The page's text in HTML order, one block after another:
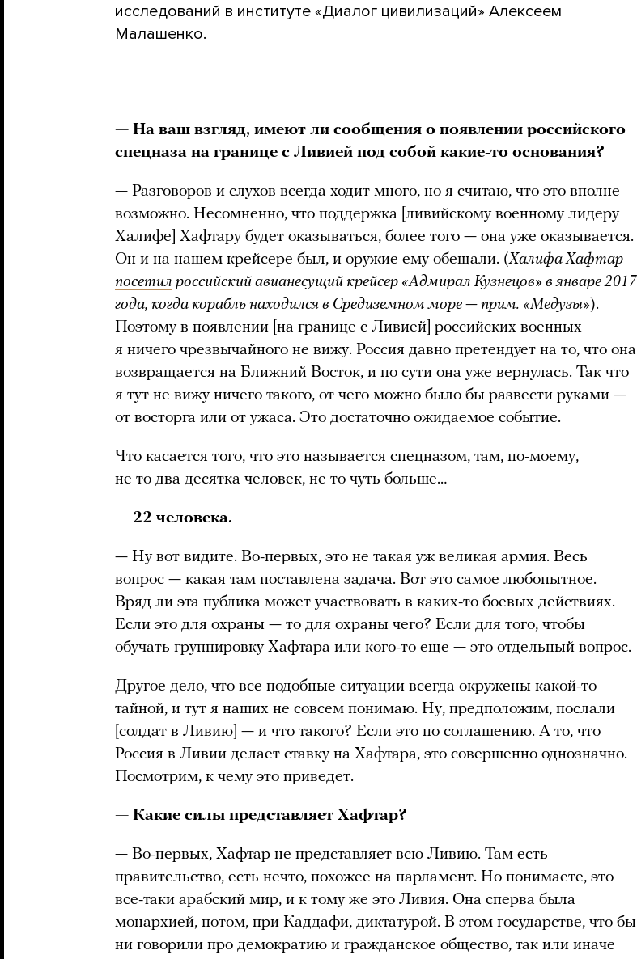
исследований в институте «Диалог цивилизаций» Алексеем
Малашенко.
— На ваш взгляд, имеют ли сообщения о появлении российского
спецназа на границе с Ливией под собой какие-то основания?
— Разговоров и слухов всегда ходит много, но я считаю, что это вполне
возможно. Несомненно, что поддержка [ливийскому военному лидеру
Халифе] Хафтару будет оказываться, более того — она уже оказывается.
Он и на нашем крейсере был, и оружие ему обещали. (Халифа Хафтар
посетил российский авианесущий крейсер «Адмирал Кузнецов» в январе 2017
года, когда корабль находился в Средиземном море — прим. «Медузы»).
Поэтому в появлении [на границе с Ливией] российских военных
я ничего чрезвычайного не вижу. Россия давно претендует на то, что она
возвращается на Ближний Восток, и по сути она уже вернулась. Так что
я тут не вижу ничего такого, от чего можно было бы развести руками —
от восторга или от ужаса. Это достаточно ожидаемое событие.
Что касается того, что это называется спецназом, там, по-моему,
не то два десятка человек, не то чуть больше…
— 22 человека.
— Ну вот видите. Во-первых, это не такая уж великая армия. Весь
вопрос — какая там поставлена задача. Вот это самое любопытное.
Вряд ли эта публика может участвовать в каких-то боевых действиях.
Если это для охраны — то для охраны чего? Если для того, чтобы
обучать группировку Хафтара или кого-то еще — это отдельный вопрос.
Другое дело, что все подобные ситуации всегда окружены какой-то
тайной, и тут я наших не совсем понимаю. Ну, предположим, послали
[солдат в Ливию] — и что такого? Если это по соглашению. А то, что
Россия в Ливии делает ставку на Хафтара, это совершенно однозначно.
Посмотрим, к чему это приведет.
— Какие силы представляет Хафтар?
— Во-первых, Хафтар не представляет всю Ливию. Там есть
правительство, есть нечто, похожее на парламент. Но понимаете, это
все-таки арабский мир, и к тому же это Ливия. Она сперва была
монархией, потом, при Каддафи, диктатурой. В этом государстве, что бы
ни говорили про демократию и гражданское общество, так или иначе